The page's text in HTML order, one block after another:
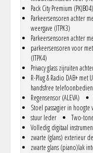
Pack City Premium (PKJB04)
Parkeersensoren achter
weergave (ITPK3)
Parkeersensoren achter
parkeersensoren voor
(ITPK4)
Privacy glass zijruiten
R-Plug & Radio DAB+
handsfree
Regensensor (ALEVA)
Stoel passagier in hoogte
stuur leder
Two-
Volledig digitaal
zwarte (glans) exterieur
zwarte glans (piano)lak